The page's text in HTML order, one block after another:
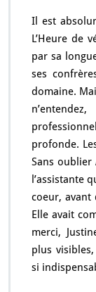
Il est
L’Heure de
par sa
ses
domaine.
profonde.
Sans oublier
l’assistante
coeur,
Elle avait
merci,
plus
si